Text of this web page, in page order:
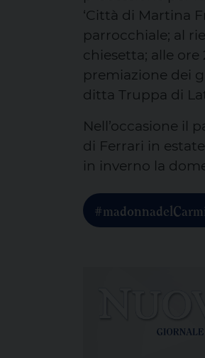
‘Città di Martina
parrocchiale; al
chiesetta; alle ore
premiazione dei
ditta Truppa di
Nell’occasione il
di Ferrari in
in inverno la